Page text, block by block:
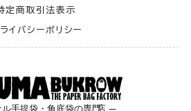
定商取引法表示
イバシーポリシー